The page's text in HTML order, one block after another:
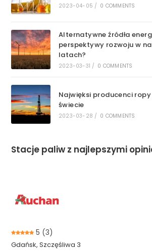
2023-04-05 / 0 COMMENTS
Alternatywne źródła
perspektywy rozwoju w
latach?
2023-03-31 / 0 COMMENTS
Najwięksi producenci
świecie
2023-03-28 / 0 COMMENTS
Stacje paliw z najlepszymi
5 (3)
Gdańsk, Szczęśliwa 3